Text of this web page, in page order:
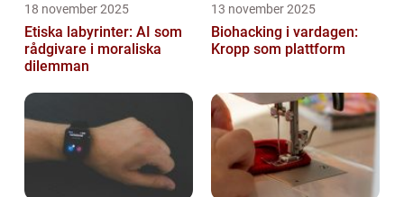
18 november 2025
Etiska labyrinter: AI som
rådgivare i moraliska
dilemman
13 november 2025
Biohacking i vardagen:
Kropp som plattform